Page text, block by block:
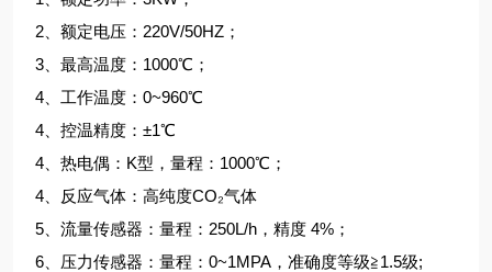
2、额定电压：220V/50HZ；
3、最高温度：1000℃；
4、工作温度：0~960℃
4、控温精度：±1℃
4、热电偶：K型，量程：1000℃；
4、反应气体：高纯度CO₂气体
5、流量传感器：量程：250L/h，精度 4%；
6、压力传感器：量程：0~1MPA，准确度等级≧1.5级;